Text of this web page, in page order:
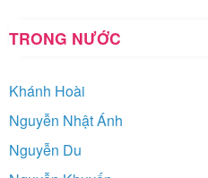
TRONG NƯỚC
Khánh Hoài
Nguyễn Nhật Ánh
Nguyễn Du